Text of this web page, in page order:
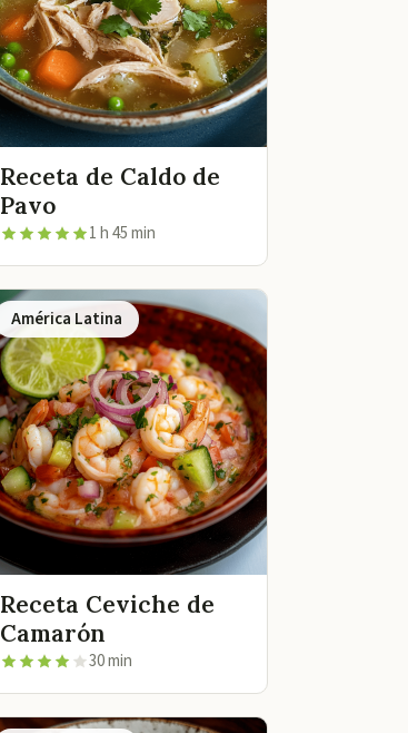
Receta de Caldo de
Pavo
1 h 45 min
América Latina
Receta Ceviche de
Camarón
30 min